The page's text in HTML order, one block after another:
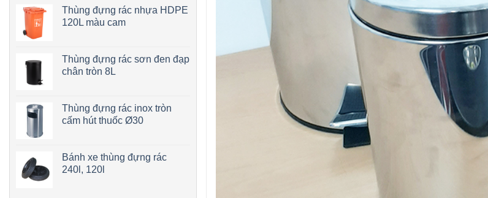
Thùng đựng rác nhựa HDPE
120L màu cam
Thùng đựng rác sơn đen đạp
chân tròn 8L
Thùng đựng rác inox tròn
cấm hút thuốc Ø30
Bánh xe thùng đựng rác
240l, 120l